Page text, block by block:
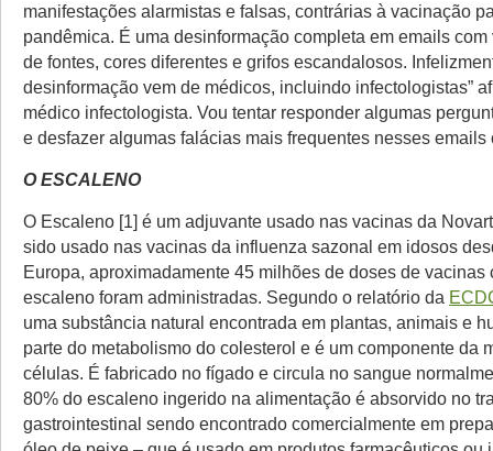
manifestações alarmistas e falsas, contrárias à vacinação
pandêmica. É uma desinformação completa em emails
de fontes, cores diferentes e grifos escandalosos.
desinformação vem de médicos, incluindo infectologistas”
médico infectologista. Vou tentar responder algumas
e desfazer algumas falácias mais frequentes nesses emails
O ESCALENO
O Escaleno [1] é um adjuvante usado nas vacinas da
sido usado nas vacinas da influenza sazonal em idosos
Europa, aproximadamente 45 milhões de doses de vacinas
escaleno foram administradas. Segundo o relatório da
uma substância natural encontrada em plantas, animais e
parte do metabolismo do colesterol e é um componente da
células. É fabricado no fígado e circula no sangue
80% do escaleno ingerido na alimentação é absorvido no
gastrointestinal sendo encontrado comercialmente em